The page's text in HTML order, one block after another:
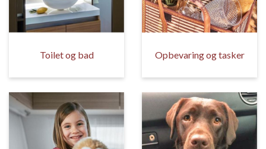
Toilet og bad Opbevaring og tasker